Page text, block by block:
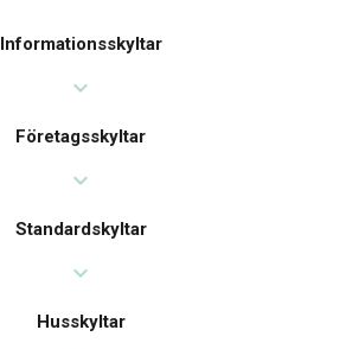
Informationsskyltar
expand_more
Företagsskyltar
expand_more
Standardskyltar
expand_more
Husskyltar